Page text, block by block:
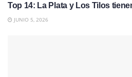
Top 14: La Plata y Los Tilos
JUNIO 5, 2026